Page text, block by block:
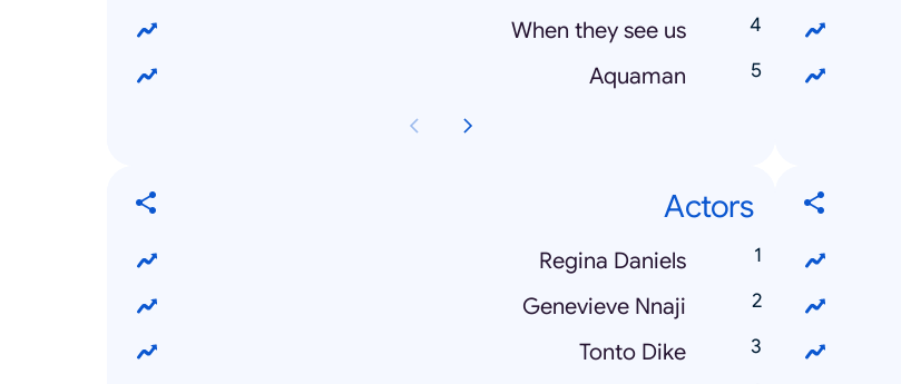
When they see us
Aquaman
Actors
Regina Daniels
Genevieve Nnaji
Tonto Dike